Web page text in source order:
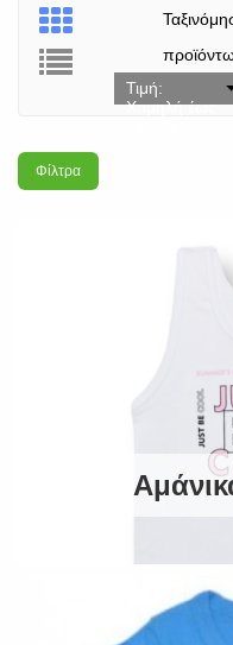
Τιμή:
Χαμηλή έως
Φίλτρα